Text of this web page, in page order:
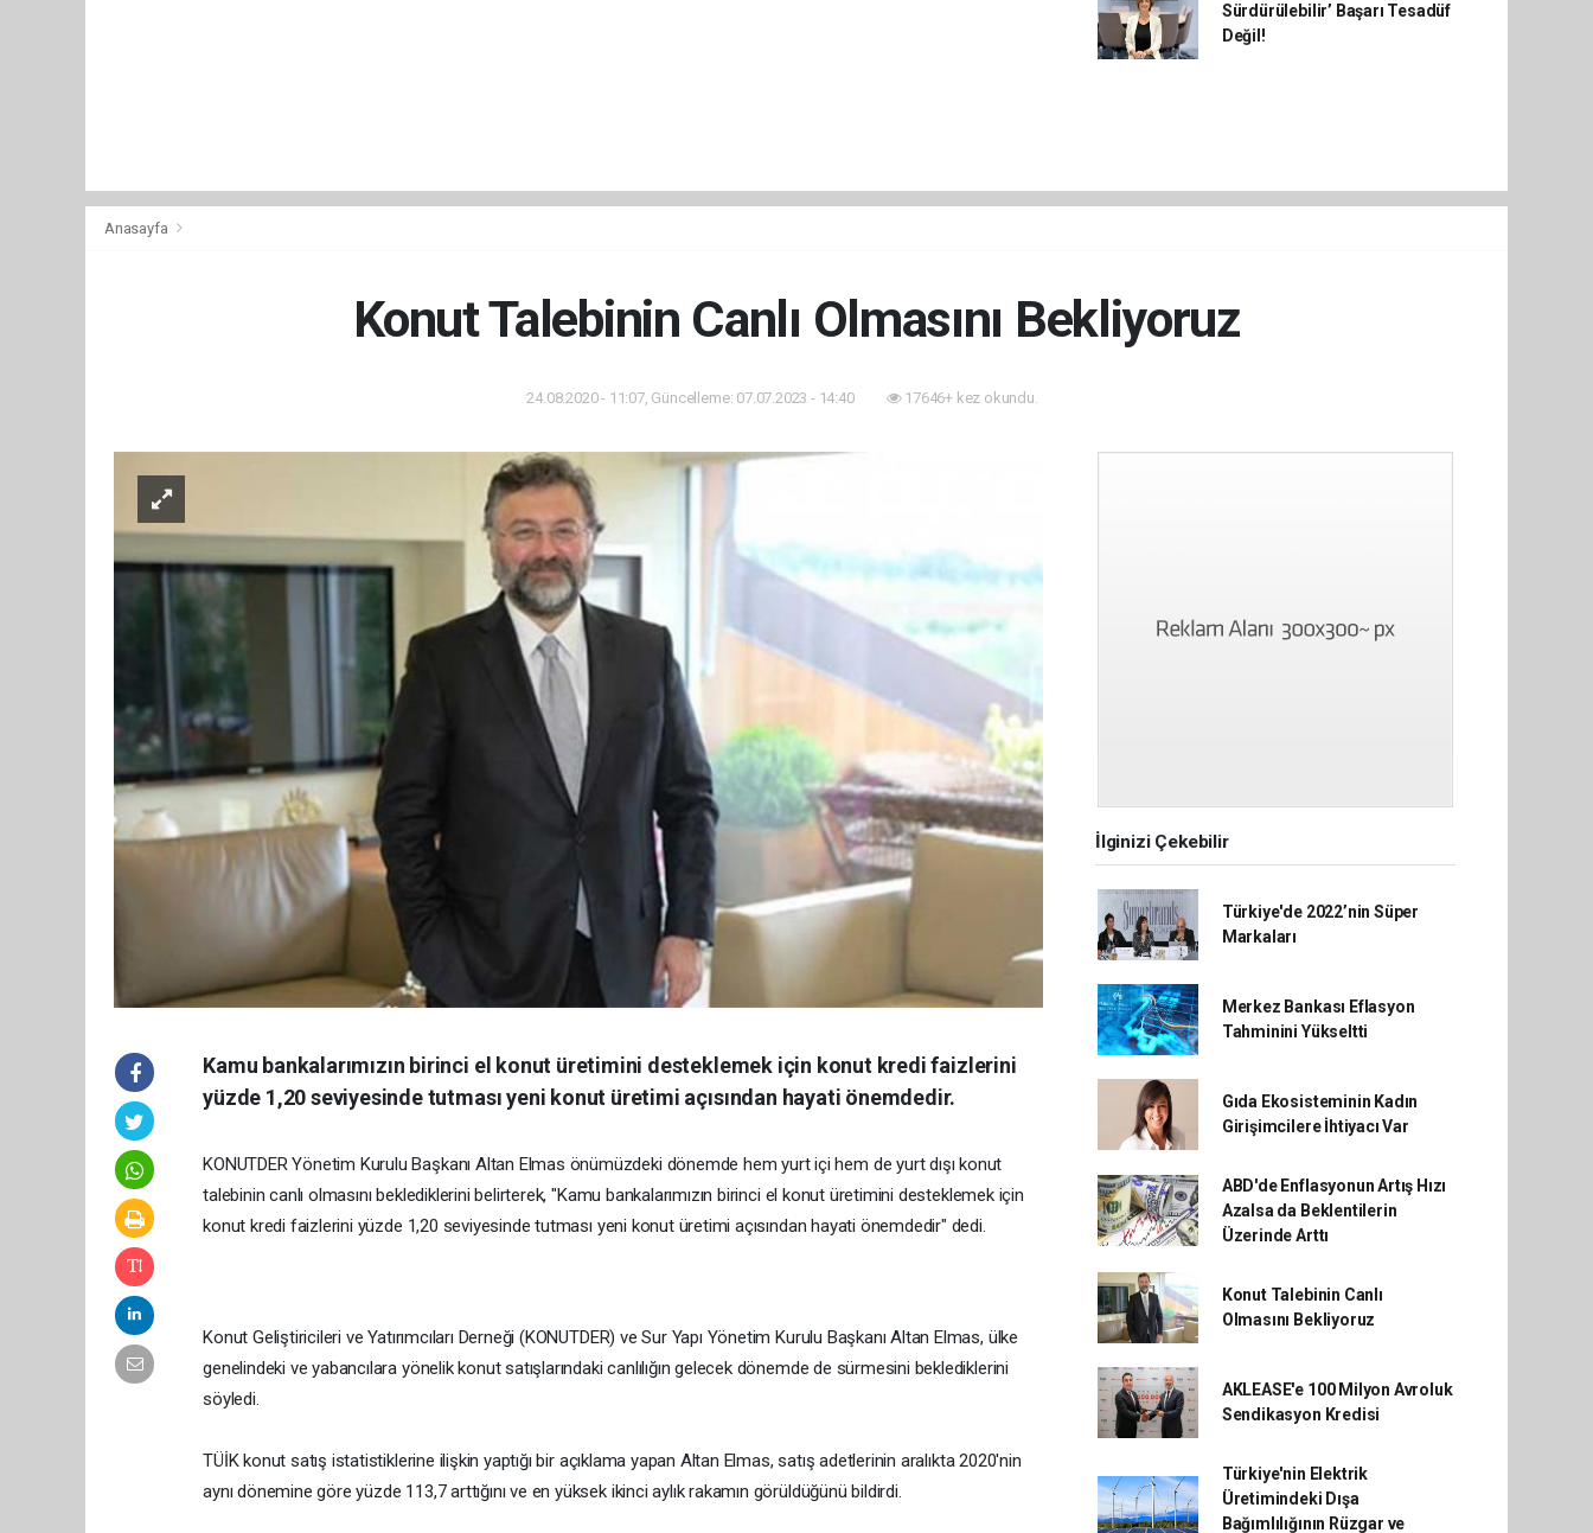
Sürdürülebilir’ Başarı Tesadüf
Değil!
Anasayfa
Konut Talebinin Canlı Olmasını Bekliyoruz
24.08.2020 - 11:07, Güncelleme: 07.07.2023 - 14:40 17646+ kez okundu.
Kamu bankalarımızın birinci el konut üretimini desteklemek için konut kredi faizlerini
yüzde 1,20 seviyesinde tutması yeni konut üretimi açısından hayati önemdedir.
KONUTDER Yönetim Kurulu Başkanı Altan Elmas önümüzdeki dönemde hem yurt içi hem de yurt dışı konut
talebinin canlı olmasını beklediklerini belirterek, "Kamu bankalarımızın birinci el konut üretimini desteklemek için
konut kredi faizlerini yüzde 1,20 seviyesinde tutması yeni konut üretimi açısından hayati önemdedir" dedi.
Konut Geliştiricileri ve Yatırımcıları Derneği (KONUTDER) ve Sur Yapı Yönetim Kurulu Başkanı Altan Elmas, ülke
genelindeki ve yabancılara yönelik konut satışlarındaki canlılığın gelecek dönemde de sürmesini beklediklerini
söyledi.
TÜİK konut satış istatistiklerine ilişkin yaptığı bir açıklama yapan Altan Elmas, satış adetlerinin aralıkta 2020'nin
aynı dönemine göre yüzde 113,7 arttığını ve en yüksek ikinci aylık rakamın görüldüğünü bildirdi.
İlginizi Çekebilir
Türkiye'de 2022’nin Süper
Markaları
Merkez Bankası Eflasyon
Tahminini Yükseltti
Gıda Ekosisteminin Kadın
Girişimcilere İhtiyacı Var
ABD'de Enflasyonun Artış Hızı
Azalsa da Beklentilerin
Üzerinde Arttı
Konut Talebinin Canlı
Olmasını Bekliyoruz
AKLEASE'e 100 Milyon Avroluk
Sendikasyon Kredisi
Türkiye'nin Elektrik
Üretimindeki Dışa
Bağımlılığının Rüzgar ve